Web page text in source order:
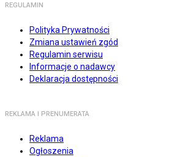
REGULAMIN
Polityka Prywatności
Zmiana ustawień zgód
Regulamin serwisu
Informacje o nadawcy
Deklaracja dostępności
REKLAMA I PRENUMERATA
Reklama
Ogłoszenia